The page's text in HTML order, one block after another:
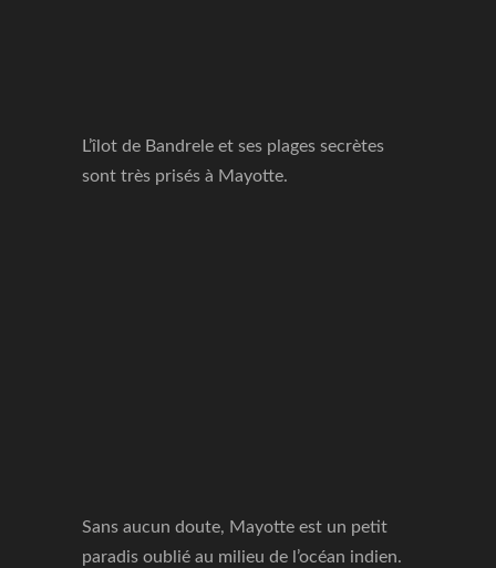
L’îlot de Bandrele et ses plages secrètes
sont très prisés à Mayotte.
Sans aucun doute, Mayotte est un petit
paradis oublié au milieu de l’océan indien.